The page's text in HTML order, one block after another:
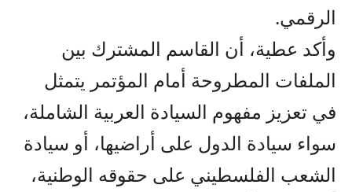
الرقمي.
وأكد عطية، أن القاسم المشترك بين
الملفات المطروحة أمام المؤتمر يتمثل
في تعزيز مفهوم السيادة العربية الشاملة،
سواء سيادة الدول على أراضيها، أو سيادة
الشعب الفلسطيني على حقوقه الوطنية،